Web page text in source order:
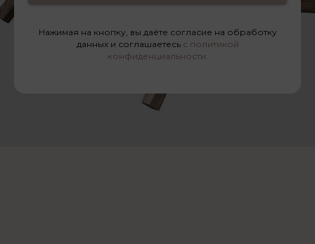
Нажимая на кнопку, вы даёте согласие на обработку
данных и соглашаетесь с политикой
конфиденциальности.